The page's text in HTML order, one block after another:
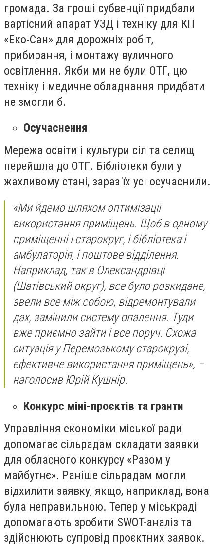
громада. За гроші субвенції придбали
вартісний апарат УЗД і техніку для КП
«Еко-Сан» для дорожніх робіт,
прибирання, і монтажу вуличного
освітлення. Якби ми не були ОТГ, цю
техніку і медичне обладнання придбати
не змогли б.
Осучаснення
Мережа освіти і культури сіл та селищ
перейшла до ОТГ. Бібліотеки були у
жахливому стані, зараз їх усі осучаснили.
«Ми йдемо шляхом оптимізації
використання приміщень. Щоб в одному
приміщенні і старокруг, і бібліотека і
амбулаторія, і поштове відділення.
Наприклад, так в Олександрівці
(Шатівський округ), все було розкидане,
звели все між собою, відремонтували
дах, замінили систему опалення. Туди
вже приємно зайти і все поруч. Схожа
ситуація у Перемозькому старокрузі,
ефективне використання приміщень», –
наголосив Юрій Кушнір.
Конкурс міні-проєктів та гранти
Управління економіки міської ради
допомагає сільрадам складати заявки
для обласного конкурсу «Разом у
майбутнє». Раніше сільрадам могли
відхилити заявку, якщо, наприклад, вона
була неправильною. Тепер у міськраді
допомагають зробити SWOT-аналіз та
здійснюють супровід проєктних заявок.